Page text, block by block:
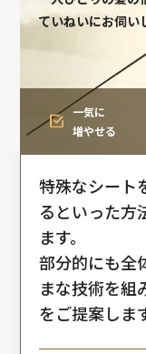
ていねいにお伺い
一気に
増やせる
特殊なシート
るといった方
ます。
部分的にも全
まな技術を組
をご提案しま